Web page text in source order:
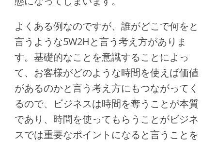
よくある例なのですが、誰がどこで何をと
言うような5W2Hと言う考え方がありま
す。基礎的なことを意識することによっ
て、お客様がどのような時間を使えば価値
があるのかと言う考え方にもつながってく
るので、ビジネスは時間を奪うことが本質
であり、時間を使ってもらうことがビジネ
スでは重要なポイントになると言うことを